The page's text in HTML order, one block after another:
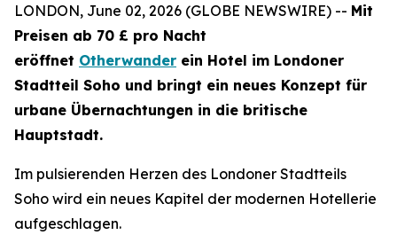
LONDON, June 02, 2026 (GLOBE NEWSWIRE) -- Mit
Preisen ab 70 £ pro Nacht
eröffnet Otherwander ein Hotel im Londoner
Stadtteil Soho und bringt ein neues Konzept für
urbane Übernachtungen in die britische
Hauptstadt.
Im pulsierenden Herzen des Londoner Stadtteils
Soho wird ein neues Kapitel der modernen Hotellerie
aufgeschlagen.